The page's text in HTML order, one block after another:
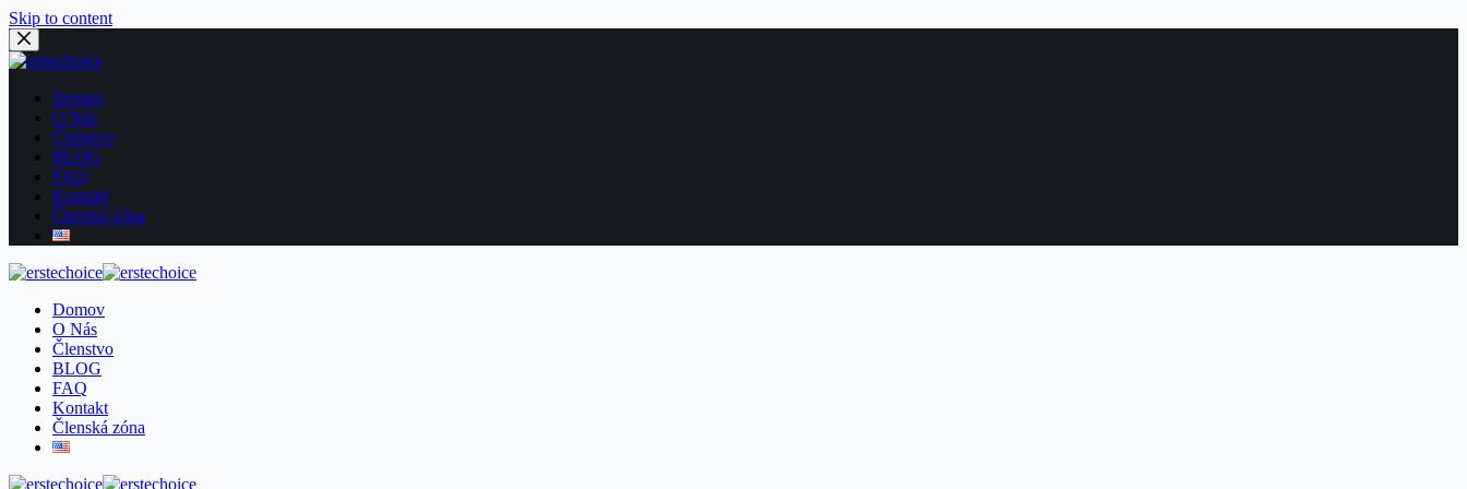
Skip to content
Domov
O Nás
Členstvo
BLOG
FAQ
Kontakt
Členská zóna
Domov
More
O Nás
Členstvo
FAQ
Kontakt